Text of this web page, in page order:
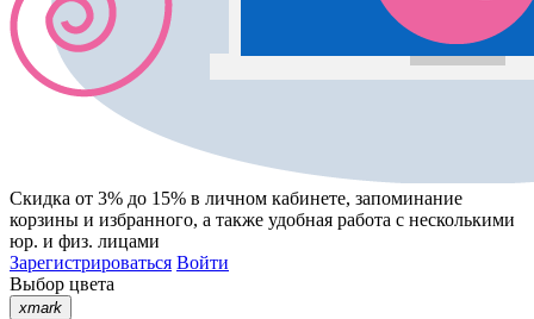
Скидка от 3% до 15% в личном кабинете, запоминание
корзины и избранного, а также удобная работа с несколькими
юр. и физ. лицами
Зарегистрироваться Войти
Выбор цвета
xmark